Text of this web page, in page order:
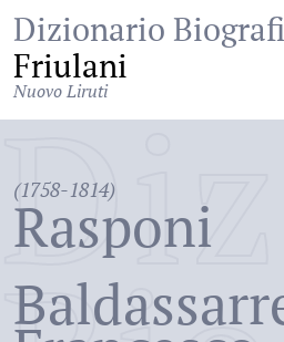
Dizionario
Friulani
Nuovo Liruti
(1758-1814)
Rasponi